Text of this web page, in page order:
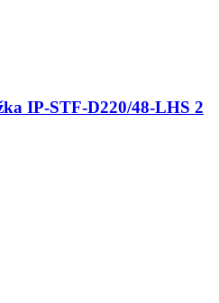
IP-STF-D220/48-LHS 2